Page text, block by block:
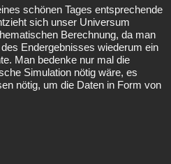
schönen Tages entsprechende
sich unser Universum
Berechnung, da man
Endergebnisses wiederum ein
Man bedenke nur mal die
Simulation nötig wäre, es
nötig, um die Daten in Form von